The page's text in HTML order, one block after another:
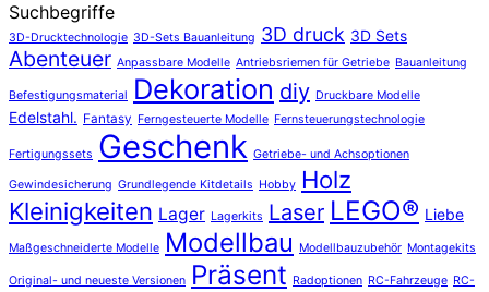
Suchbegriffe
3D-Drucktechnologie 3D-Sets Bauanleitung 3D druck 3D Sets
Abenteuer Anpassbare Modelle Antriebsriemen für Getriebe Bauanleitung
Befestigungsmaterial Dekoration diy Druckbare Modelle
Edelstahl. Fantasy Ferngesteuerte Modelle Fernsteuerungstechnologie
Fertigungssets Geschenk Getriebe- und Achsoptionen
Gewindesicherung Grundlegende Kitdetails Hobby Holz
Kleinigkeiten Lager Lagerkits Laser LEGO® Liebe
Maßgeschneiderte Modelle Modellbau Modellbauzubehör Montagekits
Original- und neueste Versionen Präsent Radoptionen RC-Fahrzeuge RC-